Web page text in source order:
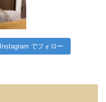
Instagram でフォロー